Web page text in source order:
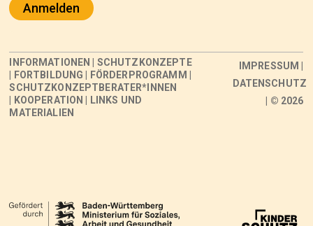
Anmelden
INFORMATIONEN | SCHUTZKONZEPTE
| FORTBILDUNG | FÖRDERPROGRAMM |
SCHUTZKONZEPTBERATER*INNEN
| KOOPERATION | LINKS UND
MATERIALIEN
IMPRESSUM |
DATENSCHUTZ
| © 2026